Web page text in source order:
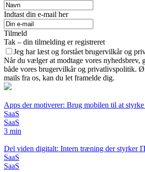
Indtast din e-mail her
Tilmeld
Tak – din tilmelding er registreret
Jeg har læst og forstået brugervilkår og
Når du vælger at modtage vores nyhedsbrev,
både vores brugervilkår og privatlivspolitik.
mails fra os, kan du let framelde dig.
Apps der motiverer: Brug mobilen til at styrke
SaaS
SaaS
3 min
Del viden digitalt: Intern træning der styrker
SaaS
SaaS